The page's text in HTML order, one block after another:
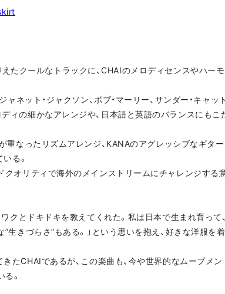
たクールなトラックに、CHAIのメロディセンスやハー
ネット・ジャクソン、ボブ・マーリー、サンダー・キャッ
の細かなアレンジや、日本語と英語のバランスにもこ
なったリズムアレンジ、KANAのアグレッシブなギタ
る。
クオリティで海外のメインストリームにチャレンジする
クとドキドキを教えてくれた。私は日本で生まれ育って
きづらさ”もある。」という思いを抱え、好きな洋服を
CHAIであるが、この楽曲も、今や世界的なムーブメン
。